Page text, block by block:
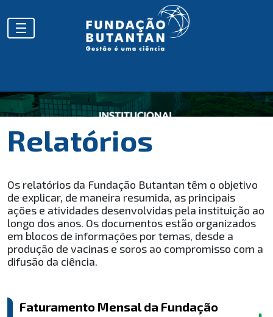
Relatórios
Os relatórios da Fundação Butantan têm o objetivo
de explicar, de maneira resumida, as principais
ações e atividades desenvolvidas pela instituição ao
longo dos anos. Os documentos estão organizados
em blocos de informações por temas, desde a
produção de vacinas e soros ao compromisso com a
difusão da ciência.
Faturamento Mensal da Fundação